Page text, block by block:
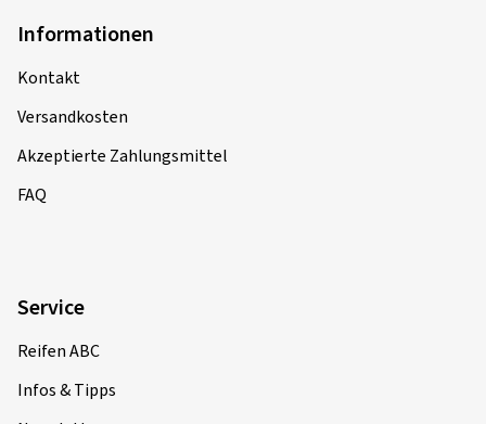
Informationen
Kontakt
Versandkosten
Akzeptierte Zahlungsmittel
FAQ
Service
Reifen ABC
Infos & Tipps